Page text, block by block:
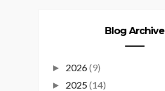
Blog Archive
► 2026(9)
► 2025(14)